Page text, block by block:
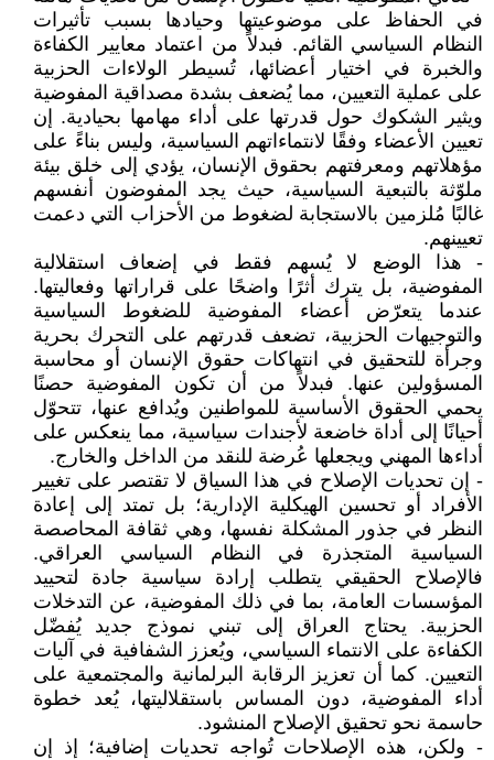
في الحفاظ على موضوعيتها وحيادها بسبب تأثيرات
النظام السياسي القائم. فبدلاً من اعتماد معايير الكفاءة
والخبرة في اختيار أعضائها، تُسيطر الولاءات الحزبية
على عملية التعيين، مما يُضعف بشدة مصداقية المفوضية
ويثير الشكوك حول قدرتها على أداء مهامها بحيادية. إن
تعيين الأعضاء وفقًا لانتماءاتهم السياسية، وليس بناءً على
مؤهلاتهم ومعرفتهم بحقوق الإنسان، يؤدي إلى خلق بيئة
ملوّثة بالتبعية السياسية، حيث يجد المفوضون أنفسهم
غالبًا مُلزمين بالاستجابة لضغوط من الأحزاب التي دعمت
تعيينهم.
- هذا الوضع لا يُسهم فقط في إضعاف استقلالية
المفوضية، بل يترك أثرًا واضحًا على قراراتها وفعاليتها.
عندما يتعرّض أعضاء المفوضية للضغوط السياسية
والتوجيهات الحزبية، تضعف قدرتهم على التحرك بحرية
وجرأة للتحقيق في انتهاكات حقوق الإنسان أو محاسبة
المسؤولين عنها. فبدلاً من أن تكون المفوضية حصنًا
يحمي الحقوق الأساسية للمواطنين ويُدافع عنها، تتحوّل
أحيانًا إلى أداة خاضعة لأجندات سياسية، مما ينعكس على
أداءها المهني ويجعلها عُرضة للنقد من الداخل والخارج.
- إن تحديات الإصلاح في هذا السياق لا تقتصر على تغيير
الأفراد أو تحسين الهيكلية الإدارية؛ بل تمتد إلى إعادة
النظر في جذور المشكلة نفسها، وهي ثقافة المحاصصة
السياسية المتجذرة في النظام السياسي العراقي.
فالإصلاح الحقيقي يتطلب إرادة سياسية جادة لتحييد
المؤسسات العامة، بما في ذلك المفوضية، عن التدخلات
الحزبية. يحتاج العراق إلى تبني نموذج جديد يُفضّل
الكفاءة على الانتماء السياسي، ويُعزز الشفافية في آليات
التعيين. كما أن تعزيز الرقابة البرلمانية والمجتمعية على
أداء المفوضية، دون المساس باستقلاليتها، يُعد خطوة
حاسمة نحو تحقيق الإصلاح المنشود.
- ولكن، هذه الإصلاحات تُواجه تحديات إضافية؛ إذ إن